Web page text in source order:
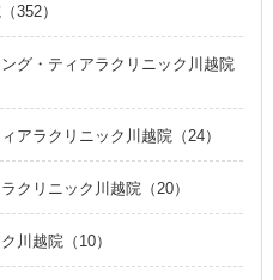
352）
グ・ティアラクリニック川越院
アラクリニック川越院（24）
クリニック川越院（20）
川越院（10）